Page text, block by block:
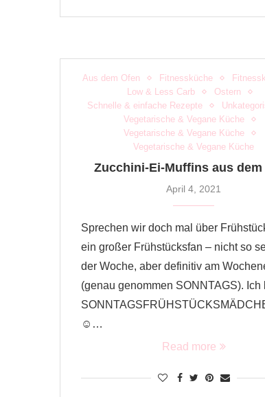
Aus dem Ofen Fitnessküche
Low & Less Carb
Ostern
Schnelle & einfache Rezepte
Vegetarische & Vegane Küche
Vegetarische & Vegane Küche
Vegetarische & Vegane Küche
Zucchini-Ei-Muffins aus dem
April 4, 2021
Sprechen wir doch mal über
ein großer Frühstücksfan – nicht so
der Woche, aber definitiv am
(genau genommen SONNTAGS). Ich
☺️…
Read more